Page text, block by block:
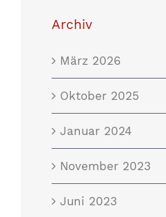
Archiv
März 2026
Oktober 2025
Januar 2024
November 2023
Juni 2023